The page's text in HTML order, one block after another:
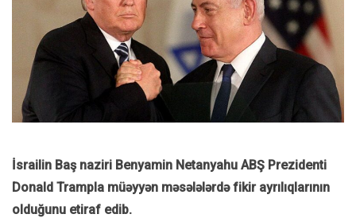
İsrailin Baş naziri Benyamin Netanyahu ABŞ Prezidenti
Donald Trampla müəyyən məsələlərdə fikir ayrılıqlarının
olduğunu etiraf edib.